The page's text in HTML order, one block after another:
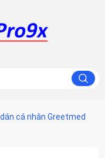
cá nhân Greetmed